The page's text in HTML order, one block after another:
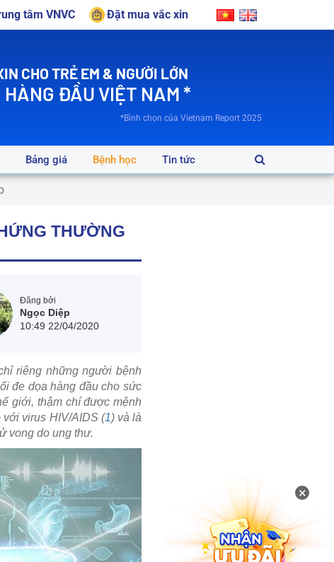
tâm VNVC Đặt mua vắc xin
CHO TRẺ EM & NGƯỜI LỚN
ĐẦU VIỆT NAM *
*Bình chọn của Vietnam Report 2025
Bảng giá Bệnh học Tin tức
THƯỜNG
Đăng bởi
Ngọc Diệp
10:49 22/04/2020
riêng những người bệnh
đe dọa hàng đầu cho sức
giới, thậm chí được mệnh
với virus HIV/AIDS (1) và là
vong do ung thư.
×